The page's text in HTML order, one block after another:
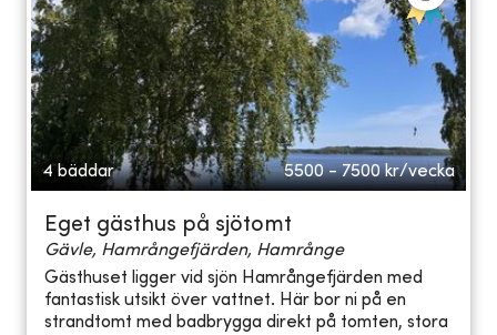
4 bäddar 5500 - 7500 kr/vecka
Eget gästhus på sjötomt
Gävle, Hamrångefjärden, Hamrånge
Gästhuset ligger vid sjön Hamrångefjärden med
fantastisk utsikt över vattnet. Här bor ni på en
strandtomt med badbrygga direkt på tomten, stora